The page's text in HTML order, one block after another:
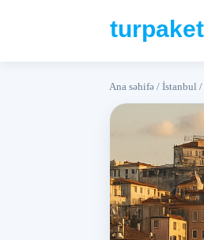
Ana səhifə / İstanbul /